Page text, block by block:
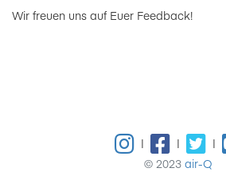
Wir freuen uns auf Euer Feedback!
| |
|
© 2023 air-Q